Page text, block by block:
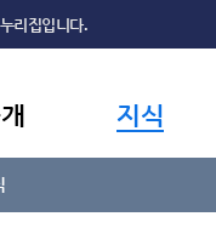
리집입니다.
지식